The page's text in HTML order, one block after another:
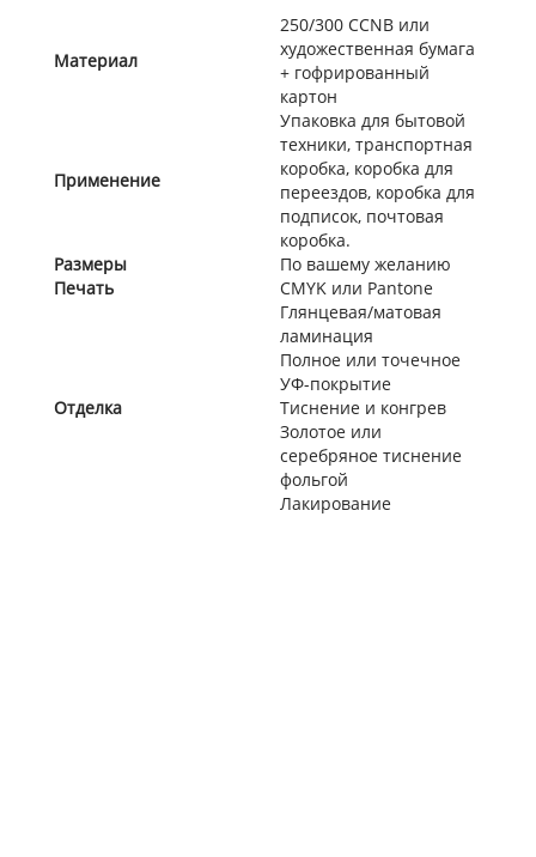
Материал
250/300 CCNB или
художественная бумага
+ гофрированный
картон
Применение
Упаковка для бытовой
техники, транспортная
коробка, коробка для
переездов, коробка для
подписок, почтовая
коробка.
Размеры
По вашему желанию
Печать
CMYK или Pantone
Отделка
Глянцевая/матовая
ламинация
Полное или точечное
УФ-покрытие
Тиснение и конгрев
Золотое или
серебряное тиснение
фольгой
Лакирование